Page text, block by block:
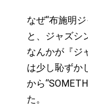
なぜ“布施明
と、ジャズシ
なんかが『ジ
は少し恥ずか
から
た。